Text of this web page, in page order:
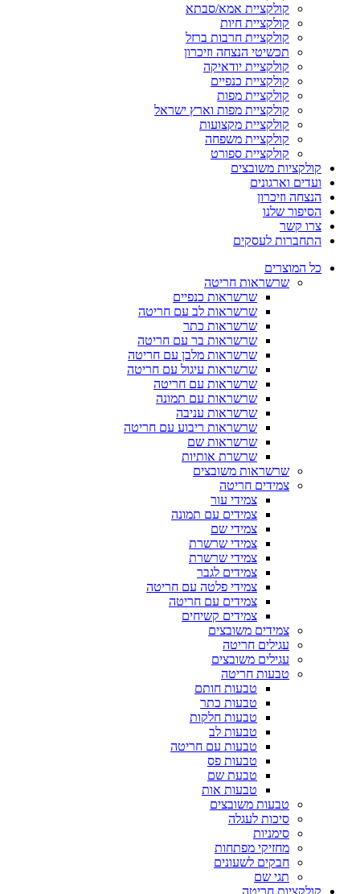
קולקציית אמא/סבתא
קולקציית חיות
קולקציית חרבות ברזל
תכשיטי הנצחה וזיכרון
קולקציית יודאיקה
קולקציית כנפיים
קולקציית מפות
קולקציית מפות וארץ ישראל
קולקציית מקצועות
קולקציית משפחה
קולקציית ספורט
קולקציות משובצים
ועדים וארגונים
הנצחה וזיכרון
הסיפור שלנו
צרו קשר
התחברות לעסקים
כל המוצרים
שרשראות חריטה
שרשראות כנפיים
שרשראות לב עם חריטה
שרשראות כתר
שרשראות בר עם חריטה
שרשראות מלבן עם חריטה
שרשראות עיגול עם חריטה
שרשראות עם חריטה
שרשראות עם תמונה
שרשראות עניבה
שרשראות ריבוע עם חריטה
שרשראות שם
שרשרת אותיות
שרשראות משובצים
צמידים חריטה
צמידי עור
צמידים עם תמונה
צמידי שם
צמידי שרשרת
צמידי שרשרת
צמידים לגבר
צמידי פלטה עם חריטה
צמידים עם חריטה
צמידים קשיחים
צמידים משובצים
עגילים חריטה
עגילים משובצים
טבעות חריטה
טבעות חותם
טבעות כתר
טבעות חלקות
טבעות לב
טבעות עם חריטה
טבעות פס
טבעת שם
טבעות אות
טבעות משובצים
סיכות לעגלה
סימניות
מחזיקי מפתחות
חבקים לשעונים
תגי שם
קולקציות חריטה